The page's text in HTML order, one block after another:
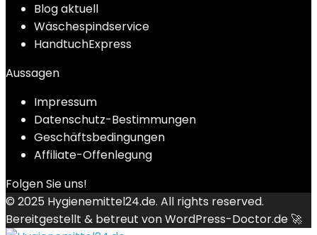
Blog aktuell
Wäschespindservice
HandtuchExpress
Aussagen
Impressum
Datenschutz-Bestimmungen
Geschäftsbedingungen
Affiliate-Offenlegung
Folgen Sie uns!
© 2025 Hygienemittel24.de. All rights reserved.
Bereitgestellt & betreut vonWordPress-Doctor.de 🚀